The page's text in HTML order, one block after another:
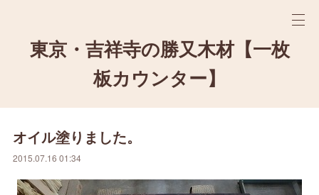
東京・吉祥寺の勝又木材【一枚
板カウンター】
オイル塗りました。
2015.07.16 01:34